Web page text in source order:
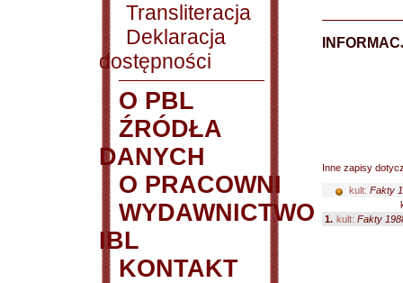
Transliteracja
Deklaracja
dostępności
O PBL
ŹRÓDŁA
DANYCH
O PRACOWNI
WYDAWNICTWO
IBL
KONTAKT
Inne zapisy
kult: Fakty
1. kult: Fakty